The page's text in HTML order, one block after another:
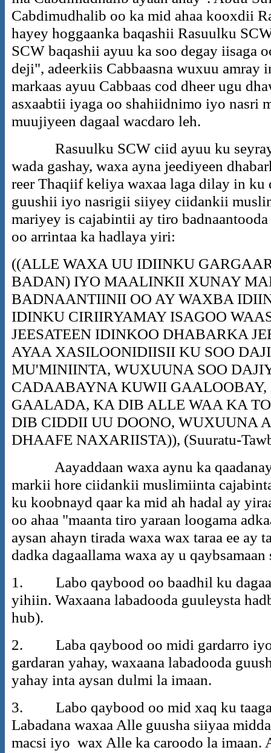
Cabdimudhalib oo ka mid ahaa kooxdii
hayey hoggaanka baqashii Rasuulku
SCW baqashii ayuu ka soo degay iisaga
deji", adeerkiis Cabbaasna wuxuu amray
markaas ayuu Cabbaas cod dheer ugu
asxaabtii iyaga oo shahiidnimo iyo nasri
muujiyeen dagaal wacdaro leh.
Rasuulku SCW ciid ayuu ku
wada gashay, waxa ayna jeediyeen
reer Thaqiif keliya waxaa laga dilay in
guushii iyo nasrigii siiyey ciidankii
mariyey is cajabintii ay tiro
oo arrintaa ka hadlaya yiri:
((ALLE WAXA UU IDIINKU
BADAN) IYO MAALINKII XUNAY
BADNAANTIINII OO AY WAXBA
IDINKU CIRIIRYAMAY ISAGOO
JEESATEEN IDINKOO DHABARKA
AYAA XASILOONIDIISII KU SOO
MU'MINIINTA, WUXUUNA SOO
CADAABAYNA KUWII
GAALADA, KA DIB ALLE WAA KA
DIB CIDDII UU DOONO, WUXUUNA
DHAAFE NAXARIISTA)), (Suuratu-
Aayaddaan waxa aynu ka
markii hore ciidankii muslimiinta
ku koobnayd qaar ka mid ah hadal ay
oo ahaa "maanta tiro yaraan loogama
aysan ahayn tirada waxa wax taraa ee ay
dadka dagaallama waxa ay u
1. Labo qaybood oo baadhil ku
yihiin. Waxaana labadooda guuleysta
hub).
2. Laba qaybood oo midi gardarro iyo
gardaran yahay, waxaana labadooda
yahay inta aysan dulmi la imaan.
3. Labo qaybood oo mid xaq ku
Labadana waxaa Alle guusha siiyaa
macsi iyo wax Alle ka caroodo la imaan.